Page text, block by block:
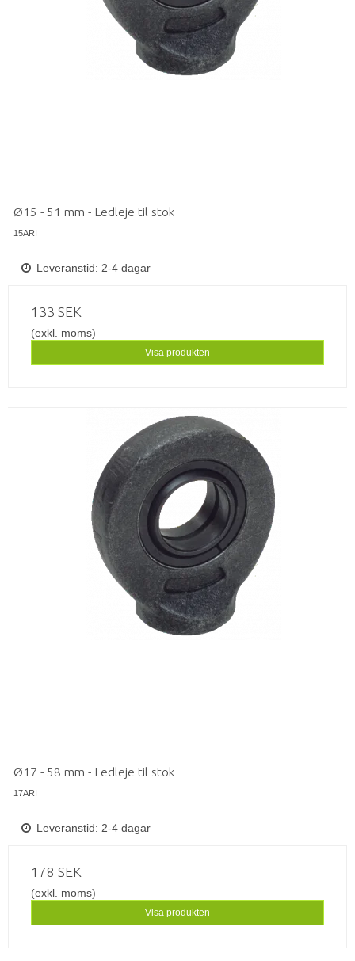
Ø15 - 51 mm - Ledleje til stok
15ARI
Leveranstid: 2-4 dagar
133 SEK
(exkl. moms)
Visa produkten
Ø17 - 58 mm - Ledleje til stok
17ARI
Leveranstid: 2-4 dagar
178 SEK
(exkl. moms)
Visa produkten